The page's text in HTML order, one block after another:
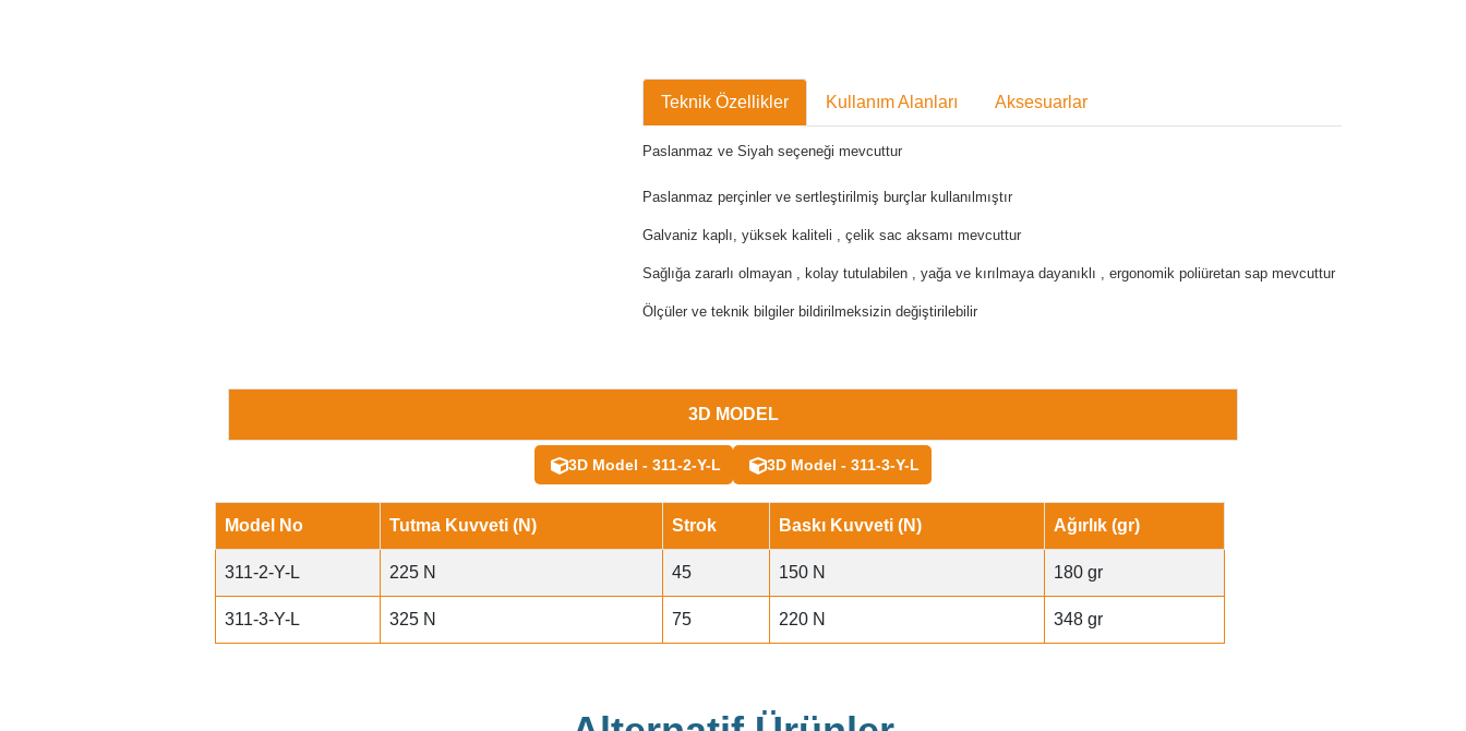
Teknik Özellikler Kullanım Alanları Aksesuarlar
Paslanmaz ve Siyah seçeneği mevcuttur
Paslanmaz perçinler ve sertleştirilmiş burçlar kullanılmıştır
Galvaniz kaplı, yüksek kaliteli , çelik sac aksamı mevcuttur
Sağlığa zararlı olmayan , kolay tutulabilen , yağa ve kırılmaya dayanıklı , ergonomik poliüretan sap mevcuttur
Ölçüler ve teknik bilgiler bildirilmeksizin değiştirilebilir
3D MODEL
3D Model - 311-2-Y-L 3D Model - 311-3-Y-L
Model No Tutma Kuvveti (N) Strok Baskı Kuvveti (N) Ağırlık (gr)
311-2-Y-L 225 N 45 150 N 180 gr
311-3-Y-L 325 N 75 220 N 348 gr